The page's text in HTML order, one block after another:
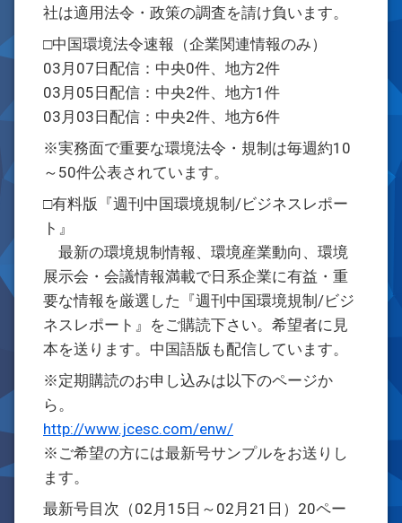
社は適用法令・政策の調査を請け負います。
□中国環境法令速報（企業関連情報のみ）
03月07日配信：中央0件、地方2件
03月05日配信：中央2件、地方1件
03月03日配信：中央2件、地方6件
※実務面で重要な環境法令・規制は毎週約10
～50件公表されています。
□有料版『週刊中国環境規制/ビジネスレポー
ト』
最新の環境規制情報、環境産業動向、環境
展示会・会議情報満載で日系企業に有益・重
要な情報を厳選した『週刊中国環境規制/ビジ
ネスレポート』をご購読下さい。希望者に見
本を送ります。中国語版も配信しています。
※定期購読のお申し込みは以下のページか
ら。
http://www.jcesc.com/enw/
※ご希望の方には最新号サンプルをお送りし
ます。
最新号目次（02月15日～02月21日）20ペー